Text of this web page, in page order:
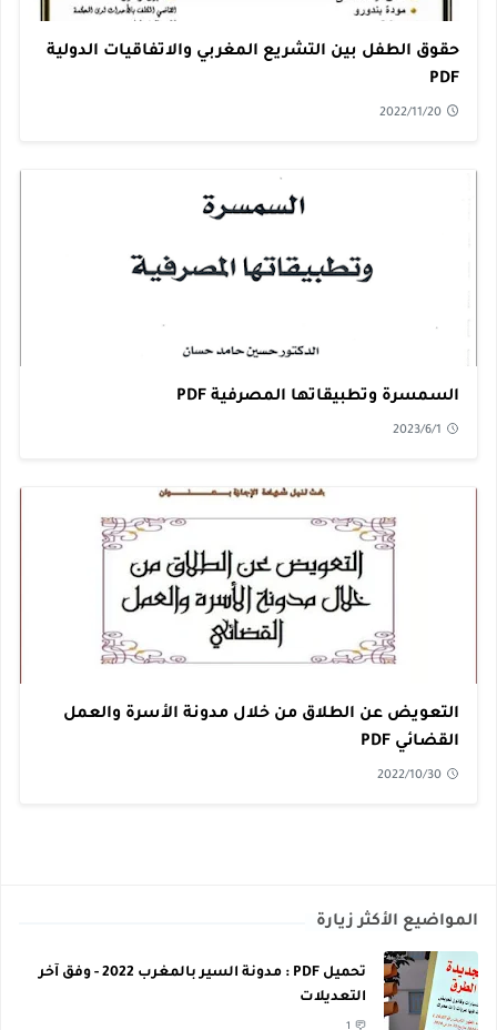
حقوق الطفل بين التشريع المغربي والاتفاقيات الدولية
PDF
2022/11/20
السمسرة وتطبيقاتها المصرفية PDF
2023/6/1
التعويض عن الطلاق من خلال مدونة الأسرة والعمل
القضائي PDF
2022/10/30
المواضيع الأكثر زيارة
تحميل PDF : مدونة السير بالمغرب 2022 - وفق آخر
التعديلات
1